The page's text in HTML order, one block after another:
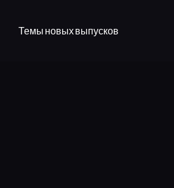
Темы новых выпусков